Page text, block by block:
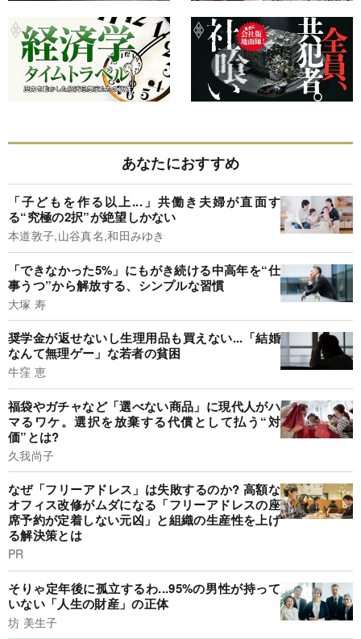
あなたにおすすめ
「子どもを作る以上...」共働き夫婦が直面す
る“究極の2択”が絶望しかない
本道敦子,山谷真名,和田みゆき
「できなかった5%」にもがき続ける中高年を“仕
事うつ”から解放する、シンプルな習慣
大塚 寿
奨学金が返せないし生理用品も買えない...「結婚
なんて無理ゲー」な若者の貧困
牛窪 恵
福袋やガチャなど「選べない商品」に現代人がハ
マるワケ。選択を放棄する代償として払う“対
価”とは?
久我尚子
なぜ「フリーアドレス」は失敗するのか? 高額な
オフィス改修がムダになる「フリーアドレスの座
席予約が定着しない元凶」と組織の生産性を上げ
る解決策とは
PR
そりゃ定年後に孤立するわ...95%の男性が持って
いない「人生の財産」の正体
坊 美生子